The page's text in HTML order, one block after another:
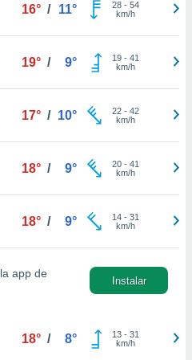
16° / 11° 28- 54
km/h
19° / 9° 19- 41
km/h
17° / 10° 22- 42
km/h
18° / 9° 20- 41
km/h
18° / 9° 14- 31
km/h
la app de
Instalar
18° / 8° 13- 31
km/h